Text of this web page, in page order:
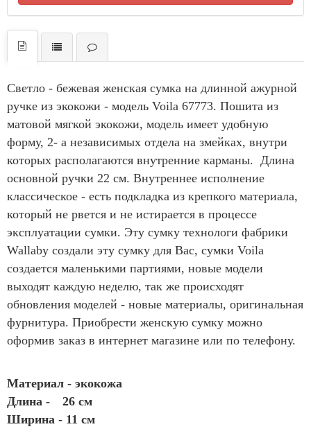
Светло - бежевая женская сумка на длинной ажурной
ручке из экокожи - модель Voila 67773. Пошита из
матовой мягкой экокожи, модель имеет удобную
форму, 2- а независимых отдела на змейках, внутри
которых располагаются внутренние карманы. Длина
основной ручки 22 см. Внутреннее исполнение
классическое - есть подкладка из крепкого материала,
который не рвется и не истирается в процессе
эксплуатации сумки. Эту сумку технологи фабрики
Wallaby создали эту сумку для Вас, сумки Voila
создается маленькими партиями, новые модели
выходят каждую неделю, так же происходят
обновления моделей - новые материалы, оригинальная
фурнитура. Приобрести женскую сумку можно
оформив заказ в интернет магазине или по телефону.
Материал - экокожа
Длина -
26 см
Ширина - 11 см